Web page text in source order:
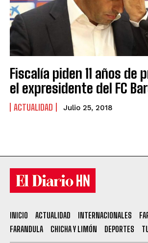
Fiscalía piden 11 años de
el expresidente del FC
ACTUALIDAD Julio 25, 2018
INICIO ACTUALIDAD INTERNACIONALES
FARANDULA
CHICHA Y LIMÓN DEPORTES